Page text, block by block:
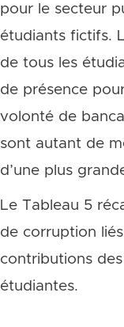
pour le secteur
étudiants fictifs.
de tous les
de présence
volonté de
sont autant de
d’une plus
Le Tableau 5
de corruption
contributions
étudiantes.